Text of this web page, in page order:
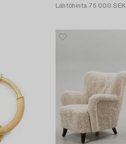
Lähtöhinta 75 000 SEK